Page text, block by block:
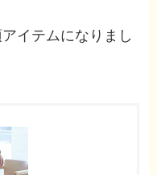
イテムになりまし